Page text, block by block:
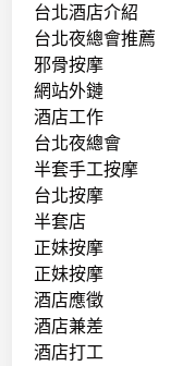
台北酒店介紹
台北夜總會推薦
邪骨按摩
網站外鏈
酒店工作
台北夜總會
半套手工按摩
台北按摩
半套店
正妹按摩
正妹按摩
酒店應徵
酒店兼差
酒店打工